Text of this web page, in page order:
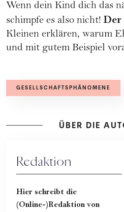
Wenn dein Kind dich das
schimpfe es also nicht!Der
Kleinen erklären, warum
und mit gutem Beispiel
GESELLSCHAFTSPHÄNOMENE
ÜBER DIE
Redaktion
Hier schreibt die
(Online-)Redaktion von